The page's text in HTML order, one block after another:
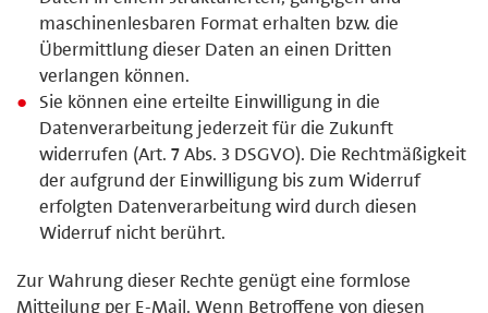
maschinenlesbaren Format erhalten bzw. die
Übermittlung dieser Daten an einen Dritten
verlangen können.
Sie können eine erteilte Einwilligung in die
Datenverarbeitung jederzeit für die Zukunft
widerrufen (Art. 7 Abs. 3 DSGVO). Die Rechtmäßigkeit
der aufgrund der Einwilligung bis zum Widerruf
erfolgten Datenverarbeitung wird durch diesen
Widerruf nicht berührt.
Zur Wahrung dieser Rechte genügt eine formlose
Mitteilung per E-Mail. Wenn Betroffene von diesen